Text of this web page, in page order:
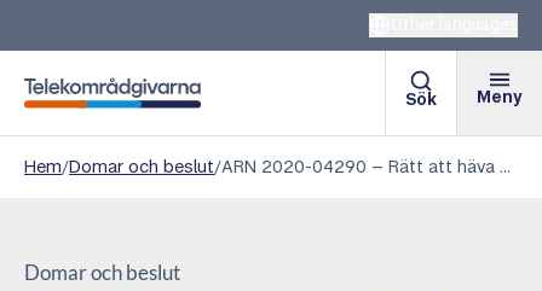
Telekområdgivarna
Sök Meny
Hem/Domar och beslut/ ARN 2020-04290 – Rätt att häva om leverantör inte kan visa kostnader för fastigheten
Domar och beslut